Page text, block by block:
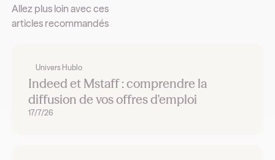
Allez plus loin avec ces
articles recommandés
Univers Hublo
Indeed et Mstaff : comprendre la
diffusion de vos offres d'emploi
17/7/26